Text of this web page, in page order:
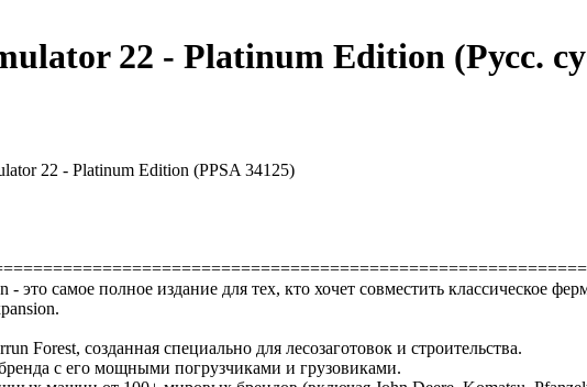
22 - Platinum Edition (Русс.
22 - Platinum Edition (PPSA 34125)
это самое полное издание для тех, кто хочет совместить классическое
Forest, созданная специально для лесозаготовок и строительства.
с его мощными погрузчиками и грузовиками.